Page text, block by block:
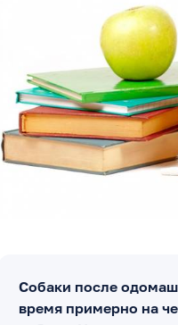
Собаки после
время примерно на